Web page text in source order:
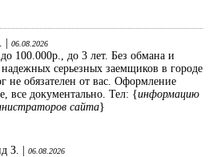
| 06.08.2026
100.000р., до 3 лет. Без обмана и
серьезных заемщиков в городе
не обязателен от вас. Оформление
все документально. Тел: {информацию
сайта}
З. |
06.08.2026